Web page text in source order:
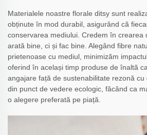
Materialele noastre florale ditsy sunt
obținute în mod durabil, asigurând că
conservarea mediului. Credem în crearea
arată bine, ci și fac bine. Alegând fibre
prietenoase cu mediul, minimizăm
oferind în același timp produse de înaltă
angajare față de sustenabilitate rezonă
din punct de vedere ecologic, făcând ca
o alegere preferată pe piață.